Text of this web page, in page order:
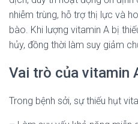
nhiễm trùng, hỗ trợ thị lực và
bào. Khi lượng vitamin A bị
hủy, đồng thời làm suy giảm
Vai trò của vitamin
Trong bệnh sởi, sự thiếu hụt